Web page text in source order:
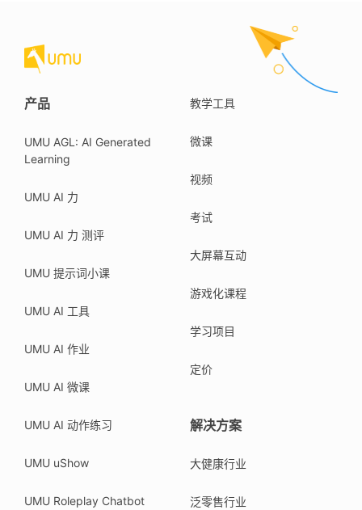
产品
UMU AGL: AI Generated
Learning
UMU AI 力
UMU AI 力 测评
UMU 提示词小课
UMU AI 工具
UMU AI 作业
UMU AI 微课
UMU AI 动作练习
UMU uShow
UMU Roleplay Chatbot
教学工具
微课
视频
考试
大屏幕互动
游戏化课程
学习项目
定价
解决方案
大健康行业
泛零售行业